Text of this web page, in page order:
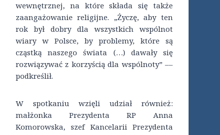
wewnętrznej, na które składa się także
zaangażowanie religijne. „Życzę, aby ten
rok był dobry dla wszystkich wspólnot
wiary w Polsce, by problemy, które są
cząstką naszego świata (…) dawały się
rozwiązywać z korzyścią dla wspólnoty” ––
podkreślił.
W spotkaniu wzięli udział również:
małżonka Prezydenta RP Anna
Komorowska, szef Kancelarii Prezydenta